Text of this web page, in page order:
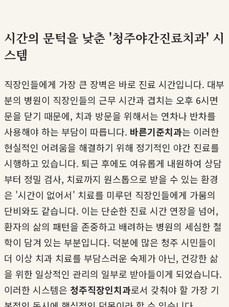
시간의 문턱을 낮춘 '청주야간진료치과' 시
스템
직장인들에게 가장 큰 장벽은 바로 진료 시간입니다. 대부
분의 병원이 직장인들의 근무 시간과 겹치는 오후 6시면
문을 닫기 때문에, 치과 방문을 위해서는 연차나 반차를
사용해야 하는 부담이 따릅니다. 바른기준치과는 이러한
현실적인 어려움을 해결하기 위해 정기적인 야간 진료를
시행하고 있습니다. 퇴근 후에도 여유롭게 내원하여 상담
부터 정밀 검사, 치료까지 원스톱으로 받을 수 있는 환경
은 '시간이 없어서' 치료를 미루던 직장인들에게 가뭄의
단비와도 같습니다. 이는 단순한 진료 시간 연장을 넘어,
환자의 삶의 패턴을 존중하고 배려하는 병원의 세심한 철
학이 담겨 있는 부분입니다. 덕분에 많은 청주 시민들이
더 이상 치과 치료를 부담스러운 숙제가 아닌, 건강한 삶
을 위한 일상적인 관리의 일부로 받아들이게 되었습니다.
이러한 시스템은 청주직장인치과로서 갖춰야 할 가장 기